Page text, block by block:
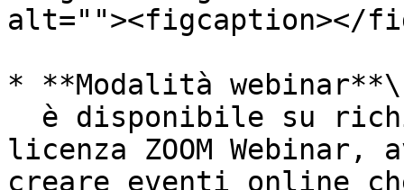
alt=""><figcaption></
* **Modalità webinar**\
licenza ZOOM
creare eventi online